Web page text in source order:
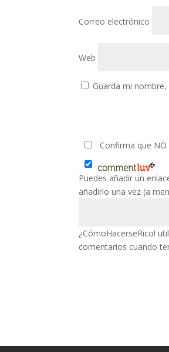
Correo electrónico
Web
Guarda mi
Confirma que
Puedes añadir un
añadirlo una vez (a
¿CómoHacerseRico!
comentarios cuando